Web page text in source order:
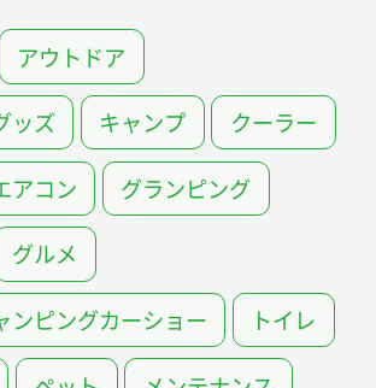
アウトドア
ッズ キャンプ クーラー
アコン グランピング
グルメ
ンピングカーショー トイレ